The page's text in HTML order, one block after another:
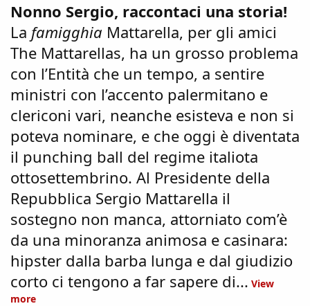
Nonno Sergio, raccontaci una storia!
La famigghia Mattarella, per gli amici
The Mattarellas, ha un grosso problema
con l’Entità che un tempo, a sentire
ministri con l’accento palermitano e
clericoni vari, neanche esisteva e non si
poteva nominare, e che oggi è diventata
il punching ball del regime italiota
ottosettembrino. Al Presidente della
Repubblica Sergio Mattarella il
sostegno non manca, attorniato com’è
da una minoranza animosa e casinara:
hipster dalla barba lunga e dal giudizio
corto ci tengono a far sapere di... View
more